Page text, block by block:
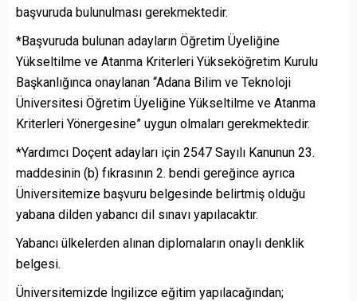
başvuruda bulunulması gerekmektedir.
*Başvuruda bulunan adayların Öğretim Üyeliğine
Yükseltilme ve Atanma Kriterleri Yükseköğretim Kurulu
Başkanlığınca onaylanan “Adana Bilim ve Teknoloji
Üniversitesi Öğretim Üyeliğine Yükseltilme ve Atanma
Kriterleri Yönergesine” uygun olmaları gerekmektedir.
*Yardımcı Doçent adayları için 2547 Sayılı Kanunun 23.
maddesinin (b) fıkrasının 2. bendi gereğince ayrıca
Üniversitemize başvuru belgesinde belirtmiş olduğu
yabana dilden yabancı dil sınavı yapılacaktır.
Yabancı ülkelerden alınan diplomaların onaylı denklik
belgesi.
Üniversitemizde İngilizce eğitim yapılacağından;